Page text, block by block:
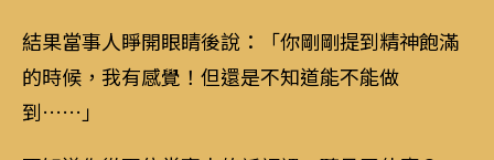
結果當事人睜開眼睛後說：「你剛剛提到精神飽滿
的時候，我有感覺！但還是不知道能不能做
到……」